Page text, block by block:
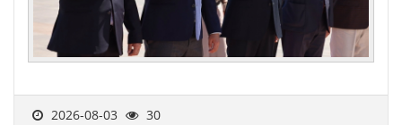
2026-08-03
30